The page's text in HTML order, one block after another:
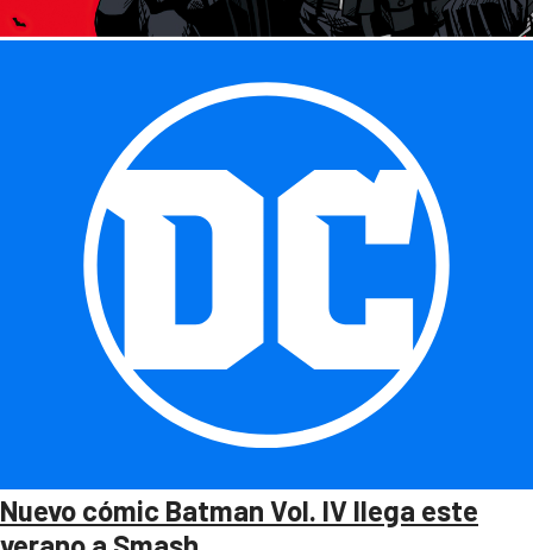
Nuevo cómic Batman Vol. IV llega este